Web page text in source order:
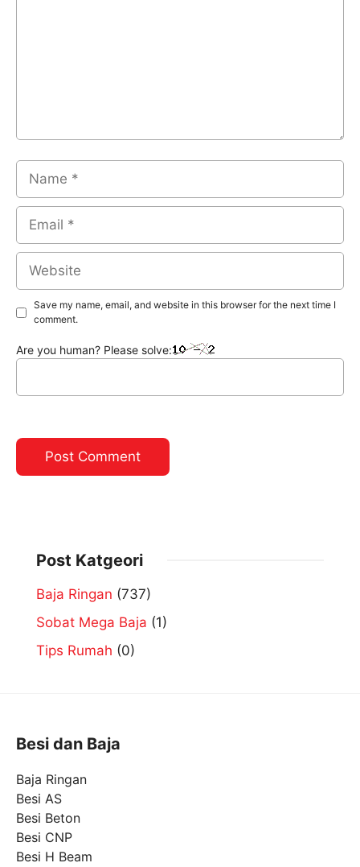
Name
Email
Website
Save my name, email, and website in this browser for the next time I
comment.
Are you human? Please solve:
Post Katgeori
Baja Ringan (737)
Sobat Mega Baja (1)
Tips Rumah (0)
Besi dan Baja
Baja Ringan
Besi AS
Besi Beton
Besi CNP
Besi H Beam